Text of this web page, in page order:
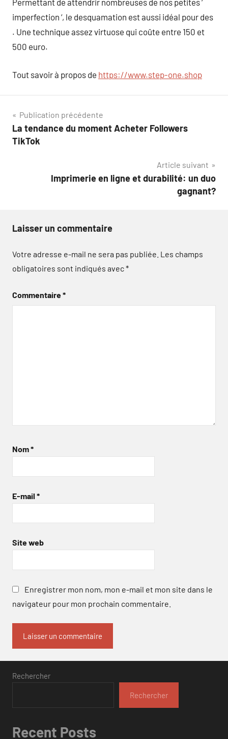
Permettant de attendrir nombreuses de nos petites ‘
imperfection ‘, le desquamation est aussi idéal pour des
. Une technique assez virtuose qui coûte entre 150 et
500 euro.
Tout savoir à propos de https://www.step-one.shop
Navigation
de
Publication précédente
La tendance du moment Acheter Followers
TikTok
Article suivant
Imprimerie en ligne et durabilité: un duo
gagnant?
Laisser un commentaire
Votre adresse e-mail ne sera pas publiée. Les champs
obligatoires sont indiqués avec*
Commentaire*
Nom*
E-mail *
Site web
Enregistrer mon nom, mon e-mail et mon site dans le
navigateur pour mon prochain commentaire.
Rechercher
Rechercher
Recent Posts